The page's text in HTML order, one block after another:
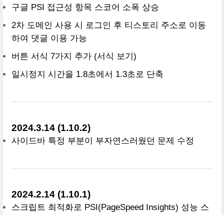
구글 PSI 접근성 항목 스코어 소폭 상승
2차 도메인 사용 시 로그인 후 티스토리 주소로 이동
하여 댓글 이용 가능
버튼 서식 7가지 추가 (서식 보기)
일시정지 시간을 1.8초에서 1.3초로 단축
2024.3.14 (1.10.2)
사이드바 특정 부분이 부자연스러웠던 문제 수정
2024.2.14 (1.10.1)
스크립트 최적화로 PSI(PageSpeed Insights) 성능 스